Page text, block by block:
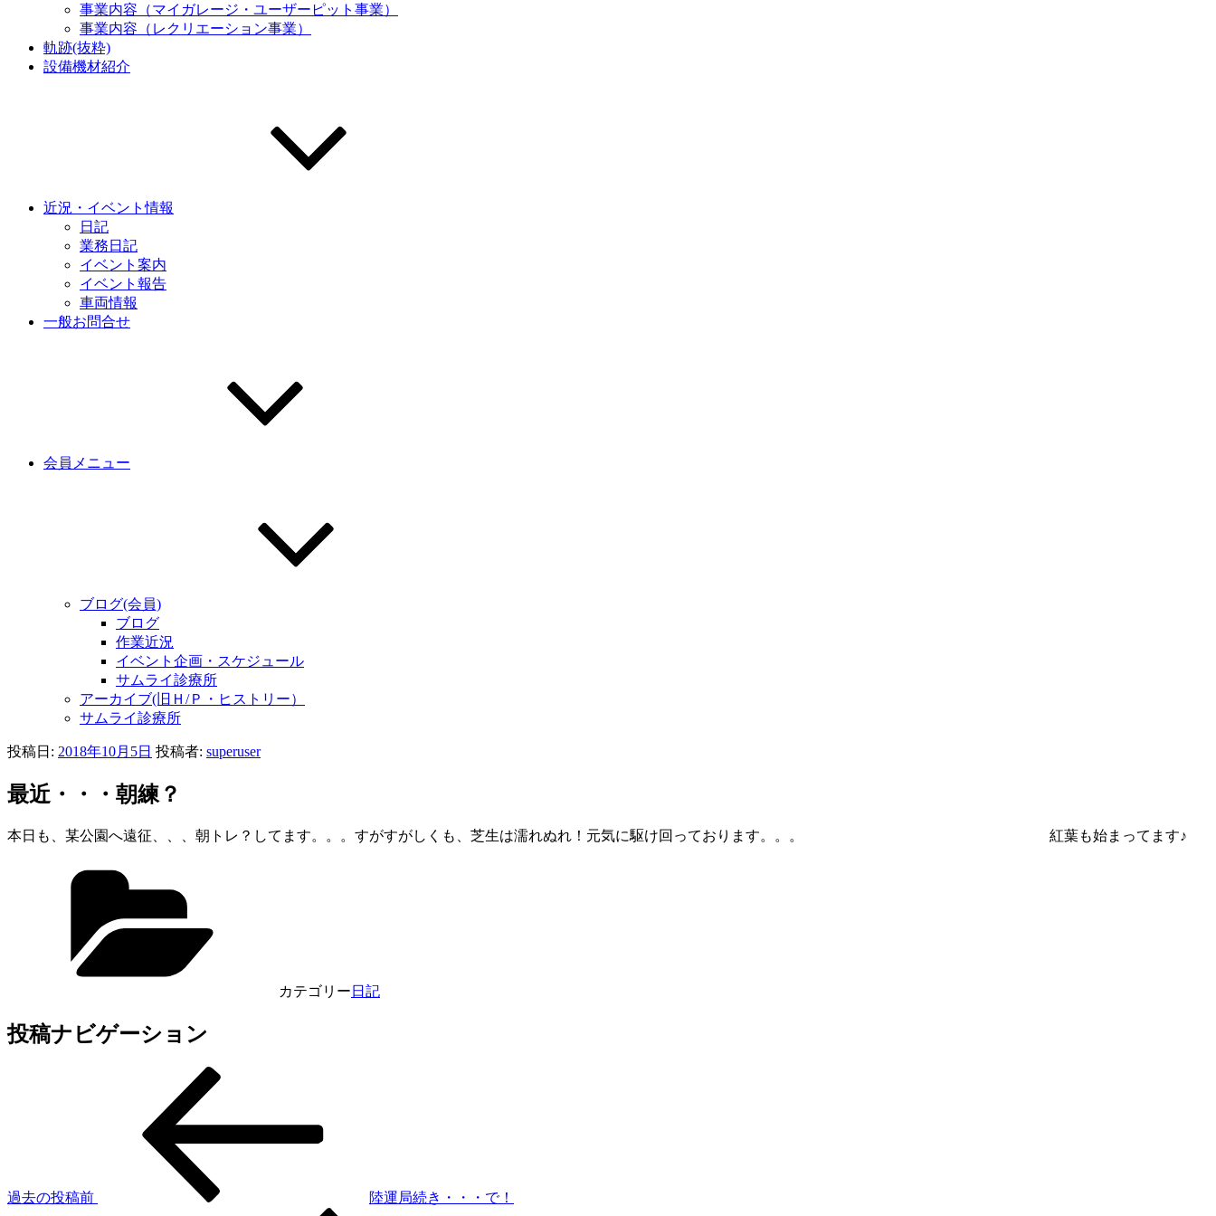
事業内容（マイガレージ・ユーザーピット事業）
事業内容（レクリエーション事業）
軌跡(抜粋)
設備機材紹介
近況・イベント情報
日記
業務日記
イベント案内
イベント報告
車両情報
一般お問合せ
会員メニュー
ブログ(会員)
ブログ
作業近況
イベント企画・スケジュール
サムライ診療所
アーカイブ(旧Ｈ/Ｐ・ヒストリー）
サムライ診療所
投稿日: 2018年10月5日 投稿者: superuser
最近・・・朝練？
本日も、某公園へ遠征、、、朝トレ？してます。。。すがすがしくも、芝生は濡れぬれ！元気に駆け回っております。。。 紅葉も始まってます♪
カテゴリー 日記
投稿ナビゲーション
過去の投稿前 陸運局続き・・・で！